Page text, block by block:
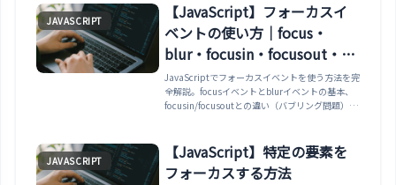
JAVASCRIPT
【JavaScript】フォーカスイ
ベントの使い方｜focus・
blur・focusin・focusout・フ
ォームバリデーション・アク
セシビリティまで解説
JavaScriptでフォーカスイベントを使う方法を完
全解説。focusイベントとblurイベントの基本、
focusin/focusoutとの違い（バブリング問題）、
ーカス可能にする方法、relatedTargetでフォー
カス移動先を取得、フォームバリデーション・フ
ローティングラベル・フォーカストラップの実務
JAVASCRIPT
【JavaScript】特定の要素を
フォーカスする方法